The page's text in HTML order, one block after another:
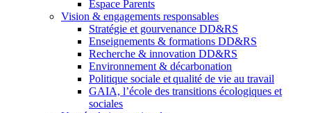
Espace Parents
Vision & engagements responsables
Stratégie et gourvenance DD&RS
Enseignements & formations DD&RS
Recherche & innovation DD&RS
Environnement & décarbonation
Politique sociale et qualité de vie au travail
GAIA, l’école des transitions écologiques et
sociales